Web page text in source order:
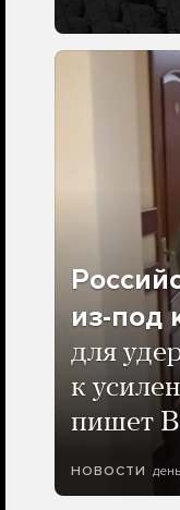
из-под
для
к
пишет
НОВОСТИ